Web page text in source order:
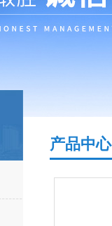
产品中心